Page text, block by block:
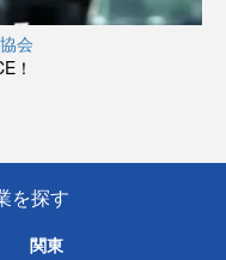
会
！
を探す
関東